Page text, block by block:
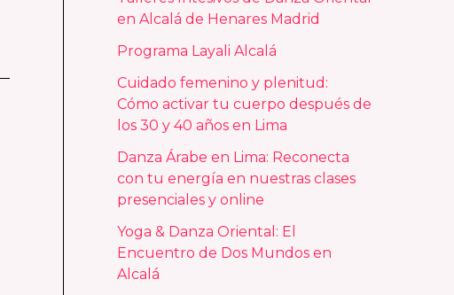
r
p
r
:
en Alcalá de Henares Madrid
Programa Layali Alcalá
Cuidado femenino y plenitud:
Cómo activar tu cuerpo después de
los 30 y 40 años en Lima
Danza Árabe en Lima: Reconecta
con tu energía en nuestras clases
presenciales y online
Yoga & Danza Oriental: El
Encuentro de Dos Mundos en
Alcalá